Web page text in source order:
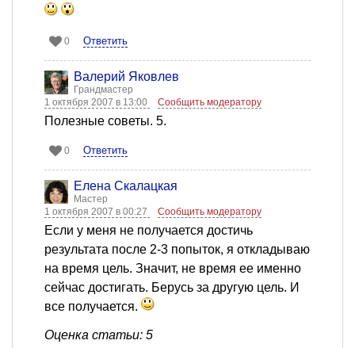
0 Ответить
Валерий Яковлев
Грандмастер
1 октября 2007 в 13:00
Сообщить модератору
Полезные советы. 5.
0 Ответить
Елена Скалацкая
Мастер
1 октября 2007 в 00:27
Сообщить модератору
Если у меня не получается достичь
результата после 2-3 попыток, я откладываю
на время цель. Значит, не время ее именно
сейчас достигать. Берусь за другую цель. И
все получается.
Оценка статьи: 5